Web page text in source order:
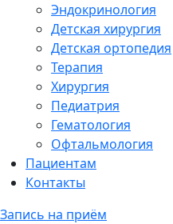
Эндокринология
Детская хирургия
Детская ортопедия
Терапия
Хирургия
Педиатрия
Гематология
Офтальмология
Пациентам
Контакты
Запись на приём